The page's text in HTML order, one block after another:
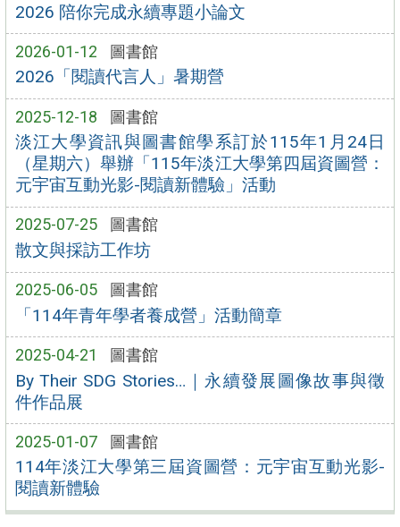
2026 陪你完成永續專題小論文
2026-01-12 圖書館
2026「閱讀代言人」暑期營
2025-12-18 圖書館
淡江大學資訊與圖書館學系訂於115年1月24日
（星期六）舉辦「115年淡江大學第四屆資圖營：
元宇宙互動光影-閱讀新體驗」活動
2025-07-25 圖書館
散文與採訪工作坊
2025-06-05 圖書館
「114年青年學者養成營」活動簡章
2025-04-21 圖書館
By Their SDG Stories…｜永續發展圖像故事與徵
件作品展
2025-01-07 圖書館
114年淡江大學第三屆資圖營：元宇宙互動光影-
閱讀新體驗